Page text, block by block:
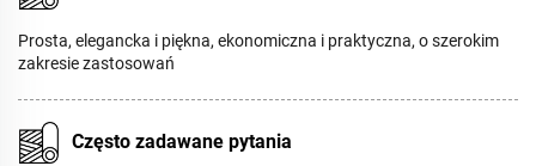
Prosta, elegancka i piękna, ekonomiczna i praktyczna, o szerokim
zakresie zastosowań
Często zadawane pytania